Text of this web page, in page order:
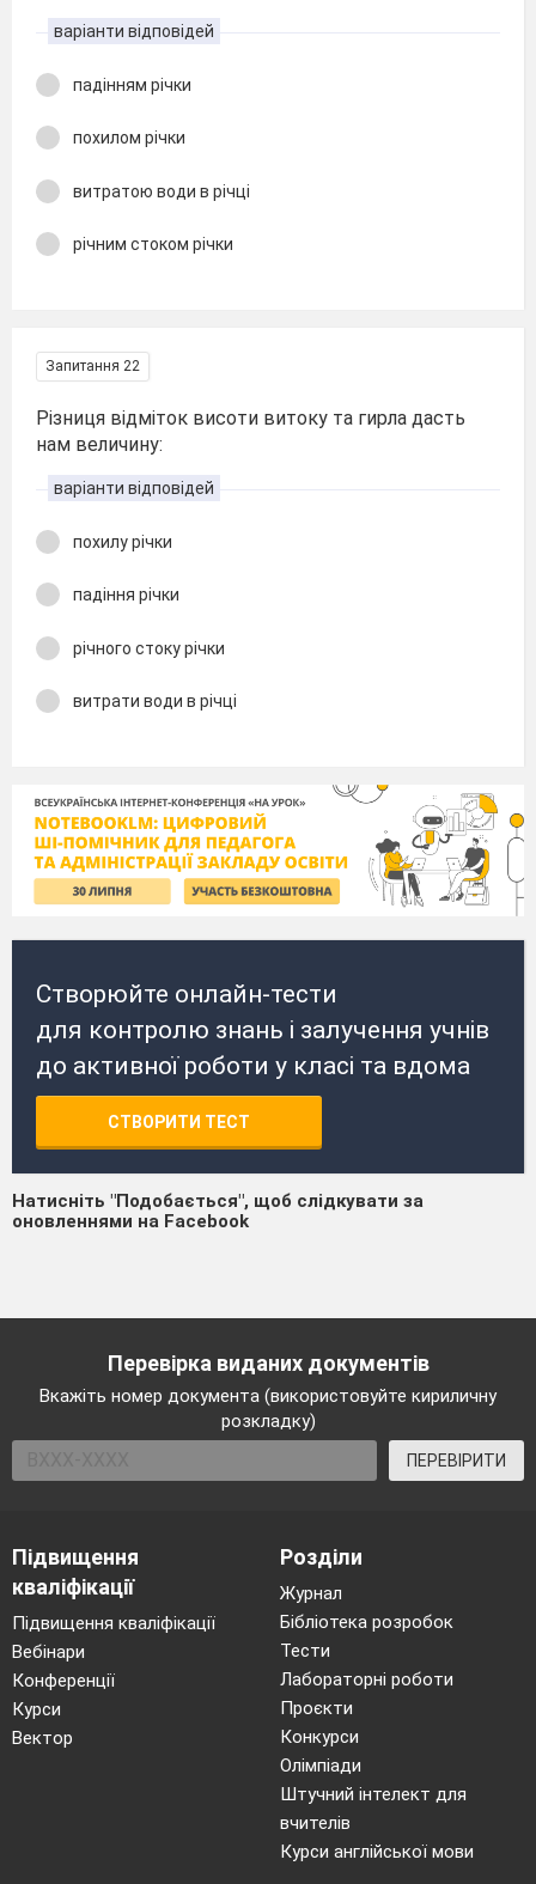
варіанти відповідей
падінням річки
похилом річки
витратою води в річці
річним стоком річки
Запитання 22
Різниця відміток висоти витоку та гирла дасть
нам величину:
варіанти відповідей
похилу річки
падіння річки
річного стоку річки
витрати води в річці
Створюйте онлайн-тести
для контролю знань і залучення учнів
до активної роботи у класі та вдома
СТВОРИТИ ТЕСТ
Натисніть "Подобається", щоб слідкувати за
оновленнями на Facebook
Перевірка виданих документів
Вкажіть номер документа (використовуйте кириличну
розкладку)
ПЕРЕВІРИТИ
Підвищення
кваліфікації
Підвищення кваліфікації
Вебінари
Конференції
Курси
Вектор
Розділи
Журнал
Бібліотека розробок
Тести
Лабораторні роботи
Проєкти
Конкурси
Олімпіади
Штучний інтелект для
вчителів
Курси англійської мови